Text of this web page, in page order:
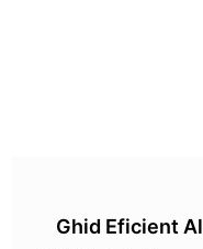
Ghid Eficient